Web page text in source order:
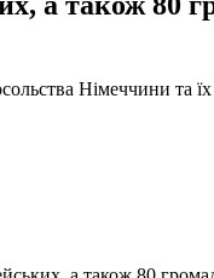
Німеччини та